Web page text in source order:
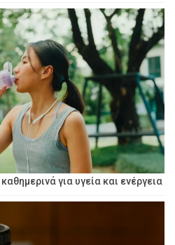
για υγεία και ενέργεια